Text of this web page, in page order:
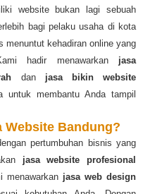
website bukan lagi sebuah
bagi pelaku usaha di kota
menuntut kehadiran online yang
hadir menawarkan jasa
dan jasa bikin website
untuk membantu Anda tampil
Website Bandung?
pertumbuhan bisnis yang
jasa website profesional
menawarkan jasa web design